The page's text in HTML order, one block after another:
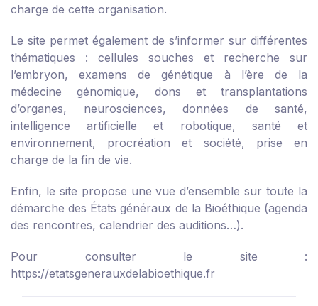
charge de cette organisation.
Le site permet également de s’informer sur différentes
thématiques : cellules souches et recherche sur
l’embryon, examens de génétique à l’ère de la
médecine génomique, dons et transplantations
d’organes, neurosciences, données de santé,
intelligence artificielle et robotique, santé et
environnement, procréation et société, prise en
charge de la fin de vie.
Enfin, le site propose une vue d’ensemble sur toute la
démarche des États généraux de la Bioéthique (agenda
des rencontres, calendrier des auditions…).
Pour consulter le site :
https://etatsgenerauxdelabioethique.fr